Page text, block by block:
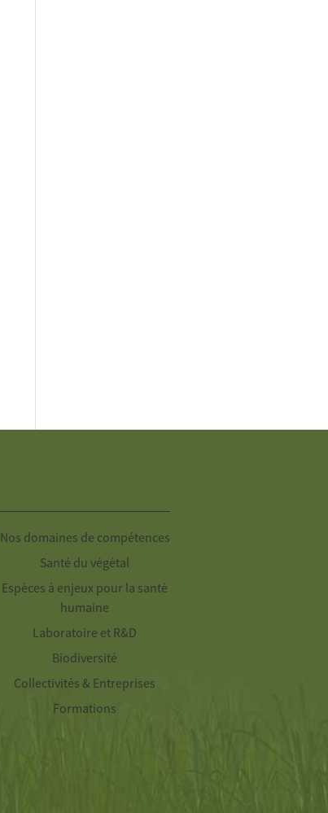
Nos domaines de compétences
Santé du végétal
Espèces à enjeux pour la santé
humaine
Laboratoire et R&D
Biodiversité
Collectivités & Entreprises
Formations